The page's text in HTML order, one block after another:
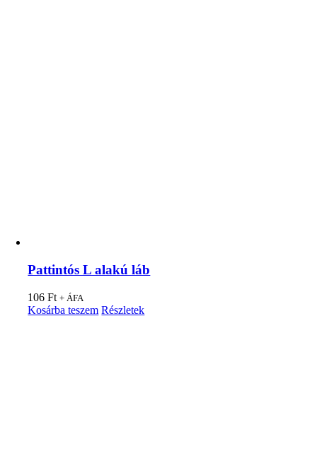
Pattintós L alakú láb
106Ft + ÁFA
Kosárba teszem Részletek